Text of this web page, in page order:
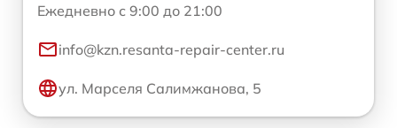
Ежедневно с 9:00 до 21:00
info@kzn.resanta-repair-center.ru
ул. Марселя Салимжанова, 5